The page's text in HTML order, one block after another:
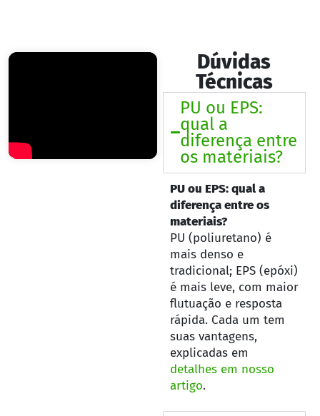
Dúvidas
Técnicas
PU ou EPS:
qual a
diferença entre
os materiais?
PU ou EPS: qual a
diferença entre os
materiais?
PU (poliuretano) é
mais denso e
tradicional; EPS (epóxi)
é mais leve, com maior
flutuação e resposta
rápida. Cada um tem
suas vantagens,
explicadas em
detalhes em nosso
artigo.